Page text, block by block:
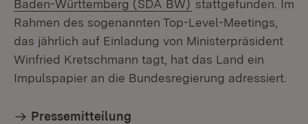
Baden-Württemberg (SDA BW) stattgefunden. Im
Rahmen des sogenannten Top-Level-Meetings,
das jährlich auf Einladung von Ministerpräsident
Winfried Kretschmann tagt, hat das Land ein
Impulspapier an die Bundesregierung adressiert.
Pressemitteilung